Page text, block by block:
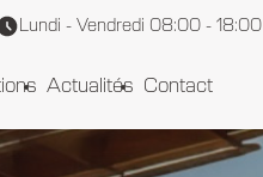
Lundi - Vendredi 08:00 - 18:00
Actualités Contact